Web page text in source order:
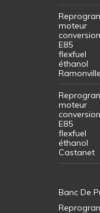
moteur
conversion
E85
flexfuel
éthanol
Ramonville
moteur
conversion
E85
flexfuel
éthanol
Castanet
Banc De